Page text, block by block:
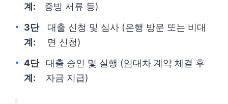
계:
증빙 서류 등)
3단
계:
대출 신청 및 심사 (은행 방문 또는 비대
면 신청)
4단
계:
대출 승인 및 실행 (임대차 계약 체결 후
자금 지급)